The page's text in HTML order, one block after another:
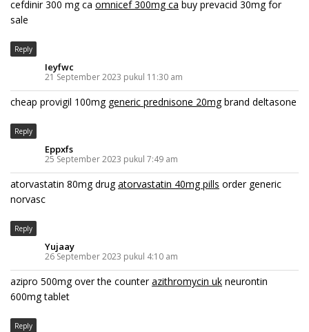
cefdinir 300 mg ca omnicef 300mg ca buy prevacid 30mg for
sale
Reply
Ieyfwc
21 September 2023 pukul 11:30 am
cheap provigil 100mg generic prednisone 20mgbrand deltasone
Reply
Eppxfs
25 September 2023 pukul 7:49 am
atorvastatin 80mg drugatorvastatin 40mg pills order generic
norvasc
Reply
Yujaay
26 September 2023 pukul 4:10 am
azipro 500mg over the counterazithromycin uk neurontin
600mg tablet
Reply